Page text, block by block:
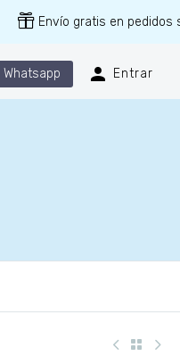
Envío gratis en
Whatsapp Entrar